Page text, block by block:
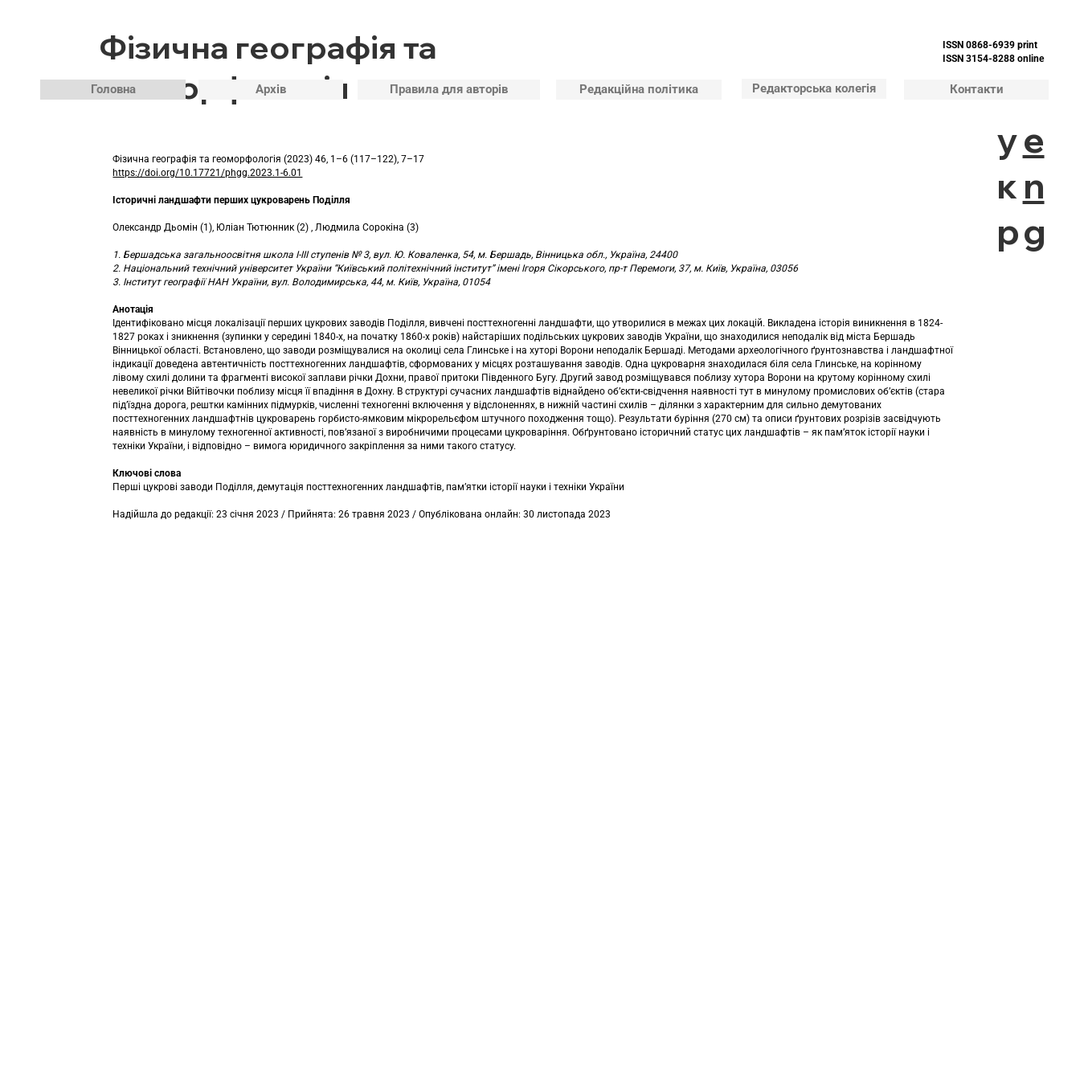
Фізична географія та
геоморфологія
ISSN 0868-6939 print
ISSN 3154-8288 online
Головна Архів Правила для авторів Редакційна політика Редакторська колегія Контакти
Фізична географія та геоморфологія (2023) 46, 1–6 (117–122), 7–17
https://doi.org/10.17721/phgg.2023.1-6.01
Історичні ландшафти перших цукроварень Поділля
Олександр Дьомін (1), Юліан Тютюнник (2) , Людмила Сорокіна (3)
1. Бершадська загальноосвітня школа І-ІІІ ступенів № 3, вул. Ю. Коваленка, 54, м. Бершадь, Вінницька обл., Україна, 24400
2. Національний технічний університет України “Київський політехнічний інститут” імені Ігоря Сікорського, пр-т Перемоги, 37, м. Київ, Україна, 03056
3. Інститут географії НАН України, вул. Володимирська, 44, м. Київ, Україна, 01054
Анотація
Ідентифіковано місця локалізації перших цукрових заводів Поділля, вивчені посттехногенні ландшафти, що утворилися в межах цих локацій. Викладена історія виникнення в 1824-
1827 роках і зникнення (зупинки у середині 1840-х, на початку 1860-х років) найстаріших подільських цукрових заводів України, що знаходилися неподалік від міста Бершадь
Вінницької області. Встановлено, що заводи розміщувалися на околиці села Глинське і на хуторі Ворони неподалік Бершаді. Методами археологічного ґрунтознавства і ландшафтної
індикації доведена автентичність посттехногенних ландшафтів, сформованих у місцях розташування заводів. Одна цукроварня знаходилася біля села Глинське, на корінному
лівому схилі долини та фрагменті високої заплави річки Дохни, правої притоки Південного Бугу. Другий завод розміщувався поблизу хутора Ворони на крутому корінному схилі
невеликої річки Війтівочки поблизу місця її впадіння в Дохну. В структурі сучасних ландшафтів віднайдено об’єкти-свідчення наявності тут в минулому промислових об’єктів (стара
під’їздна дорога, рештки камінних підмурків, численні техногенні включення у відслоненнях, в нижній частині схилів – ділянки з характерним для сильно демутованих
посттехногенних ландшафтнів цукроварень горбисто-ямковим мікрорельєфом штучного походження тощо). Результати буріння (270 см) та описи ґрунтових розрізів засвідчують
наявність в минулому техногенної активності, пов’язаної з виробничими процесами цукроваріння. Обґрунтовано історичний статус цих ландшафтів – як пам’яток історії науки і
техніки України, і відповідно – вимога юридичного закріплення за ними такого статусу.
Ключові слова
Перші цукрові заводи Поділля, демутація посттехногенних ландшафтів, пам’ятки історії науки і техніки України
Надійшла до редакції: 23 січня 2023 / Прийнята: 26 травня 2023 / Опублікована онлайн: 30 листопада 2023
у
к
р
e
n
g